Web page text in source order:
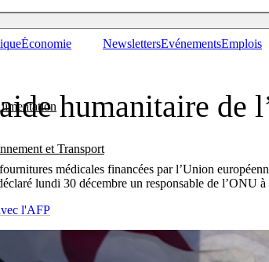
et Transport
Économie NewslettersEvénementsEmplois
humanitaire de
médicales financées par l’Union
lundi 30 décembre un responsable de l’ONU à
l'AFP